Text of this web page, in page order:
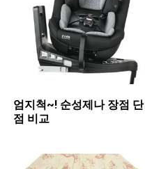
엄지척~! 순성제나 장점 단
점 비교